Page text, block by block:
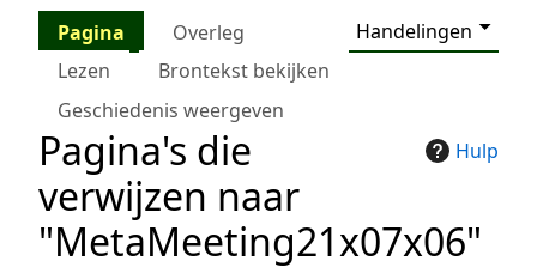
Pagina Overleg
Handelingen
Lezen
Brontekst bekijken
Geschiedenis weergeven
Hulp
Pagina's die
verwijzen naar
"MetaMeeting21x07x06"